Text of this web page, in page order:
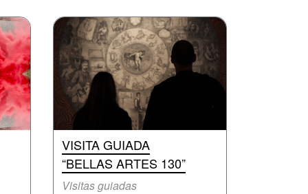
VISITA GUIADA
“BELLAS ARTES 130”
Visitas guiadas